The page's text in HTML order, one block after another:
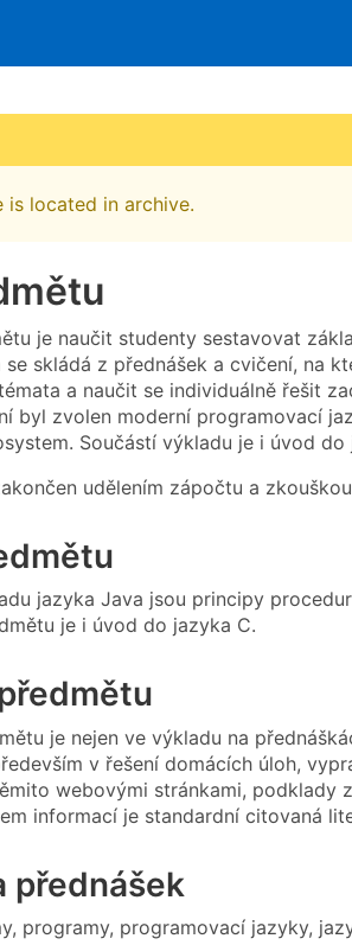
is located in archive.
je naučit studenty sestavovat
se skládá z přednášek a cvičení, na
a naučit se individuálně řešit
byl zvolen moderní programovací
Součástí výkladu je i úvod do
udělením zápočtu a
jazyka Java jsou principy
je i úvod do jazyka C.
je nejen ve výkladu na
v řešení domácích úloh,
webovými stránkami, podklady
informací je standardní citovaná
přednášek
programy, programovací jazyky,